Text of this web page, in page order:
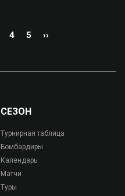
4 5 ››
СЕЗОН
Турнирная таблица
Бомбардиры
Календарь
Матчи
Туры